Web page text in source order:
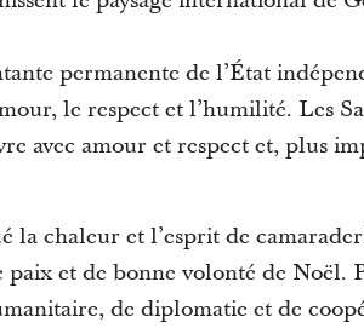
permanente de l’État
le respect et l’humilité. Les
avec amour et respect et, plus
la chaleur et l’esprit de
et de bonne volonté de Noël.
de diplomatie et de